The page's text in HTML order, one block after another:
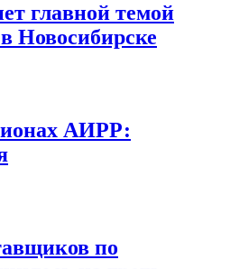
главной темой
АИРР:
по